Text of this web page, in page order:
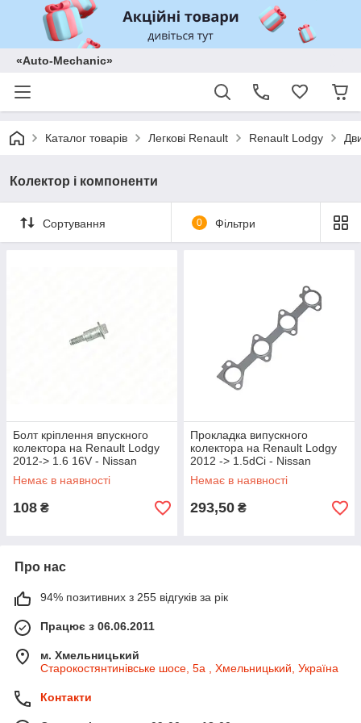
«Auto-Mechanic»
Каталог товарів Легкові Renault Renault Lodgy
Колектор і компоненти
Сортування 0 Фільтри
Болт кріплення впускного
колектора на Renault Lodgy
2012-> 1.6 16V - Nissan
(Оригінал) - 01125-00Q2L
Немає в наявності
108 ₴
Прокладка випускного
колектора на Renault Lodgy
2012 -> 1.5dCi - Nissan
(Оригінал) — 14036-00Q0M
Немає в наявності
293,50 ₴
Про нас
94% позитивних з 255 відгуків за рік
Працює з 06.06.2011
м. Хмельницький
Старокостянтинівське шосе, 5а , Хмельницький, Україна
Контакти